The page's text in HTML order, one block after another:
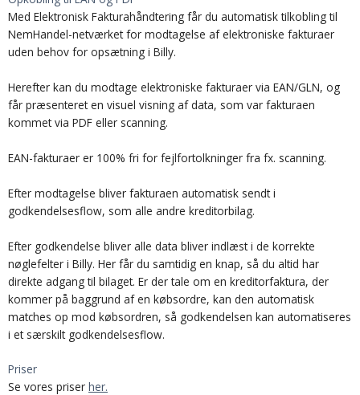
Med Elektronisk Fakturahåndtering får du automatisk tilkobling til
NemHandel-netværket for modtagelse af elektroniske fakturaer
uden behov for opsætning i Billy.
Herefter kan du modtage elektroniske fakturaer via EAN/GLN, og
får præsenteret en visuel visning af data, som var fakturaen
kommet via PDF eller scanning.
EAN-fakturaer er 100% fri for fejlfortolkninger fra fx. scanning.
Efter modtagelse bliver fakturaen automatisk sendt i
godkendelsesflow, som alle andre kreditorbilag.
Efter godkendelse bliver alle data bliver indlæst i de korrekte
nøglefelter i Billy. Her får du samtidig en knap, så du altid har
direkte adgang til bilaget. Er der tale om en kreditorfaktura, der
kommer på baggrund af en købsordre, kan den automatisk
matches op mod købsordren, så godkendelsen kan automatiseres
i et særskilt godkendelsesflow.
Priser
Se vores priser her.